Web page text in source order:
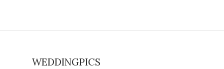
WEDDINGPICS